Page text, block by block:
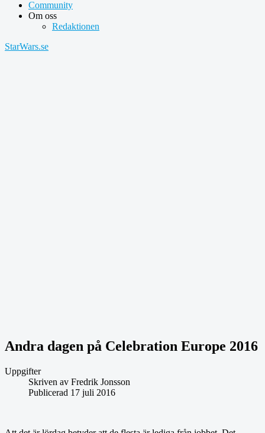
Community
Om oss
Redaktionen
StarWars.se
Andra dagen på Celebration Europe 2016
Uppgifter
Skriven av Fredrik Jonsson
Publicerad 17 juli 2016